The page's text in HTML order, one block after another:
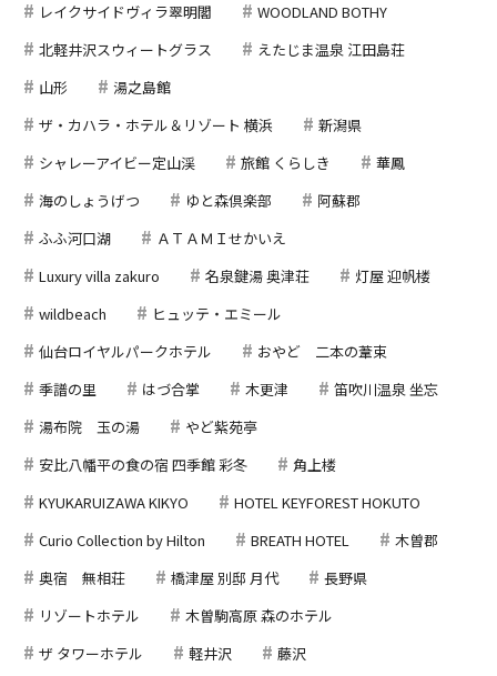
レイクサイドヴィラ翠明閣
WOODLAND BOTHY
北軽井沢スウィートグラス
えたじま温泉 江田島荘
山形
湯之島館
ザ・カハラ・ホテル＆リゾート 横浜
新潟県
シャレーアイビー定山渓
旅館 くらしき
華鳳
海のしょうげつ
ゆと森倶楽部
阿蘇郡
ふふ河口湖
ＡＴＡＭＩせかいえ
Luxury villa zakuro
名泉鍵湯 奥津荘
灯屋 迎帆楼
wildbeach
ヒュッテ・エミール
仙台ロイヤルパークホテル
おやど 二本の葦束
季譜の里
はづ合掌 木更津
笛吹川温泉 坐忘
湯布院 玉の湯
やど紫苑亭
安比八幡平の食の宿 四季館 彩冬
角上楼
KYUKARUIZAWA KIKYO
HOTEL KEYFOREST HOKUTO
Curio Collection by Hilton
BREATH HOTEL
木曽郡
奥宿 無相荘
橋津屋 別邸 月代
長野県
リゾートホテル
木曽駒高原 森のホテル
ザ タワーホテル
軽井沢
藤沢